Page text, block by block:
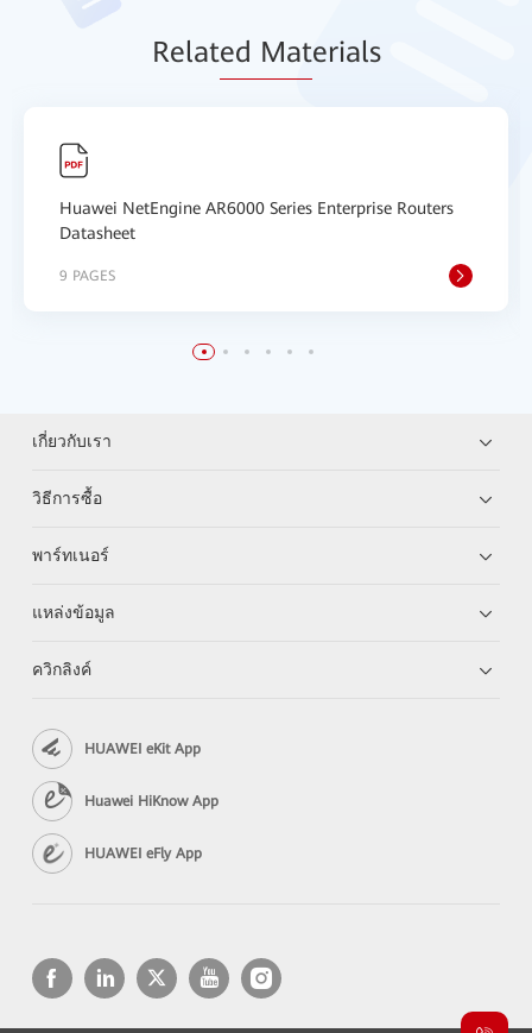
Related Materials
Huawei NetEngine AR6000 Series Enterprise Routers
Datasheet
9 PAGES
เกี่ยวกับเรา
วิธีการซื้อ
พาร์ทเนอร์
แหล่งข้อมูล
ควิกลิงค์
HUAWEI eKit App
Huawei HiKnow App
HUAWEI eFly App